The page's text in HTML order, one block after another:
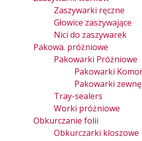
Zaszywarki ręczne
Głowice zaszywające
Nici do zaszywarek
Pakowa. próżniowe
Pakowarki Próżniowe
Pakowarki
Pakowarki
Tray-sealers
Worki próżniowe
Obkurczanie folii
Obkurczarki kloszowe